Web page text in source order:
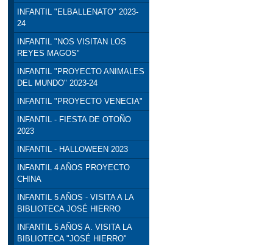
INFANTIL "ELBALLENATO" 2023-
24
INFANTIL "NOS VISITAN LOS
REYES MAGOS"
INFANTIL "PROYECTO ANIMALES
DEL MUNDO" 2023-24
INFANTIL "PROYECTO VENECIA"
INFANTIL - FIESTA DE OTOÑO
2023
INFANTIL - HALLOWEEN 2023
INFANTIL 4 AÑOS PROYECTO
CHINA
INFANTIL 5 AÑOS - VISITA A LA
BIBLIOTECA JOSÉ HIERRO
INFANTIL 5 AÑOS A. VISITA LA
BIBLIOTECA "JOSÉ HIERRO"